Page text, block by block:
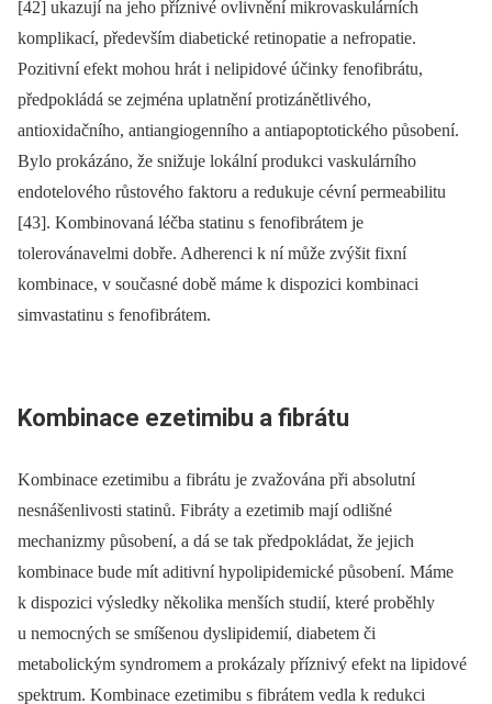
[42] ukazují na jeho příznivé ovlivnění mikrovaskulárních
komplikací, především diabetické retinopatie a nefropatie.
Pozitivní efekt mohou hrát i nelipidové účinky fenofibrátu,
předpokládá se zejména uplatnění protizánětlivého,
antioxidačního, antiangiogenního a anti­apoptotického působení.
Bylo prokázáno, že snižuje lokální produkci vaskulárního
endotelového růstového faktoru a redukuje cévní permeabilitu
[43]. Kombinovaná léčba statinu s fenofibrátem je
tolerovánavelmi dobře. Adherenci k ní může zvýšit fixní
kombinace, v současné době máme k dispozici kombinaci
simvastatinu s fenofibrátem.
Kombinace ezetimibu a fibrátu
Kombinace ezetimibu a fibrátu je zvažována při absolutní
nesnášenlivosti statinů. Fibráty a ezetimib mají odlišné
mechanizmy působení, a dá se tak předpokládat, že jejich
kombinace bude mít aditivní hypolipidemické působení. Máme
k dispozici výsledky několika menších studií, které proběhly
u nemocných se smíšenou dyslipidemií, diabetem či
metabolickým syndromem a prokázaly příznivý efekt na lipidové
spektrum. Kombinace ezetimibu s fibrátem vedla k redukci